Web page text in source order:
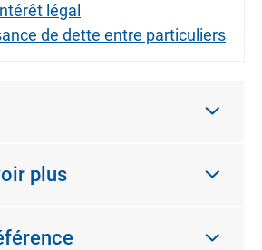
légal
de dette entre particuliers
plus